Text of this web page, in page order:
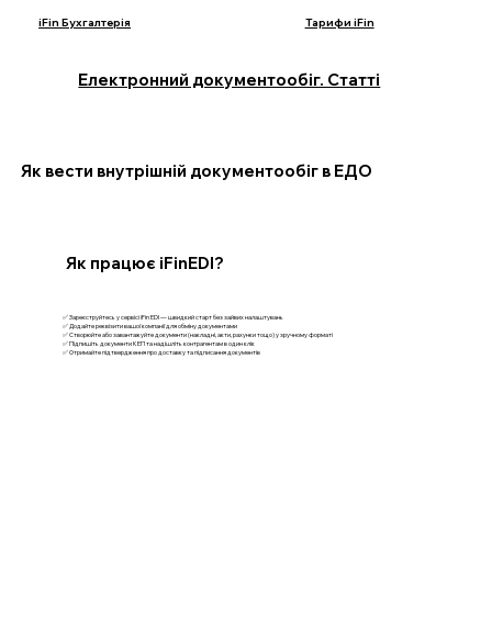
iFin Бухгалтерія Тарифи iFin
Електронний документообіг. Статті
Як вести внутрішній документообіг в ЕДО
✅ Зареєструйтесь у сервісі iFin EDI — швидкий старт без зайвих налаштувань
✅ Додайте реквізити вашої компанії для обміну документами
✅ Створюйте або завантажуйте документи (накладні, акти, рахунки тощо) у зручному форматі
✅ Підпишіть документи КЕП та надішліть контрагентам в один клік
✅ Отримайте підтвердження про доставку та підписання документів
Як працює iFinEDI?